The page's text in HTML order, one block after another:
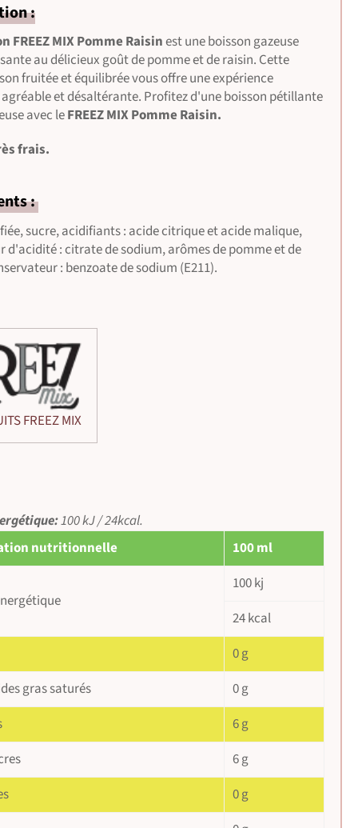
:
FREEZ MIX Pomme Raisinest une boisson gazeuse
au délicieux goût de pomme et de raisin. Cette
fruitée et équilibrée vous offre une expérience
et désaltérante. Profitez d'une boisson pétillante
avec leFREEZ MIX Pomme Raisin.
frais.
:
sucre, acidifiants : acide citrique et acide malique,
d'acidité : citrate de sodium, arômes de pomme et de
: benzoate de sodium (E211).
FREEZ MIX
100 kJ / 24kcal.
nutritionnelle
100 ml
100 kj
24 kcal
0 g
gras saturés
0 g
6 g
6 g
0 g